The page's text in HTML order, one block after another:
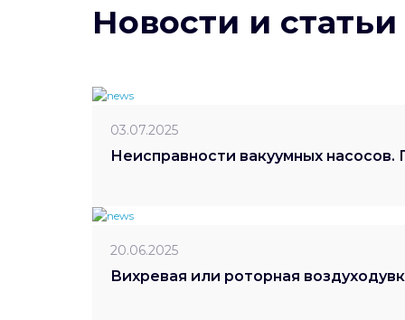
Новости и статьи
03.07.2025
Неисправности вакуумных насосов.
20.06.2025
Вихревая или роторная